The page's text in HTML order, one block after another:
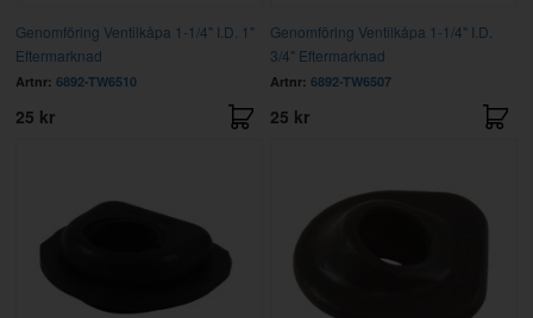
Genomföring Ventilkåpa 1-1/4" I.D. 1"
Eftermarknad
Artnr: 6892-TW6510
25 kr
Genomföring Ventilkåpa 1-1/4" I.D.
3/4" Eftermarknad
Artnr: 6892-TW6507
25 kr